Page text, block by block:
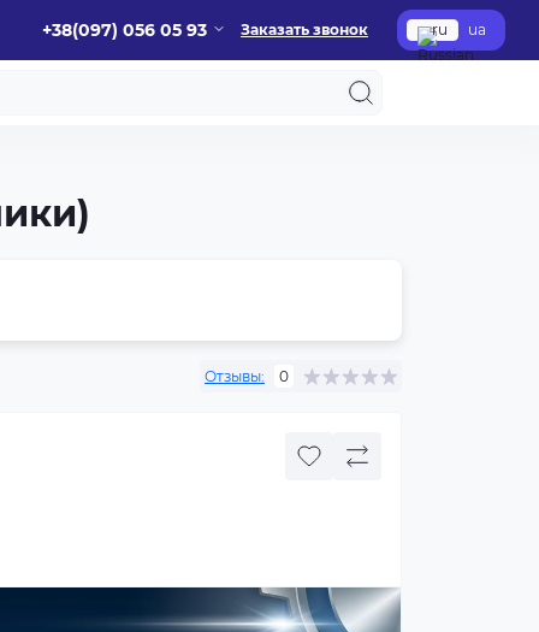
+38(097) 056 05 93 Заказать звонок ru ua
Отзывы: 0